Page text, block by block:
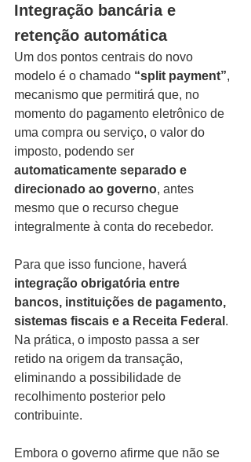
Integração bancária e
retenção automática
Um dos pontos centrais do novo
modelo é o chamado “split payment”,
mecanismo que permitirá que, no
momento do pagamento eletrônico de
uma compra ou serviço, o valor do
imposto, podendo ser
automaticamente separado e
direcionado ao governo, antes
mesmo que o recurso chegue
integralmente à conta do recebedor.
Para que isso funcione, haverá
integração obrigatória entre
bancos, instituições de pagamento,
sistemas fiscais e a Receita Federal .
Na prática, o imposto passa a ser
retido na origem da transação,
eliminando a possibilidade de
recolhimento posterior pelo
contribuinte.
Embora o governo afirme que não se